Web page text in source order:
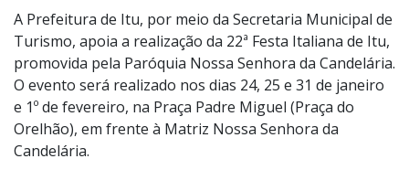
A Prefeitura de Itu, por meio da Secretaria Municipal de
Turismo, apoia a realização da 22ª Festa Italiana de Itu,
promovida pela Paróquia Nossa Senhora da Candelária.
O evento será realizado nos dias 24, 25 e 31 de janeiro
e 1º de fevereiro, na Praça Padre Miguel (Praça do
Orelhão), em frente à Matriz Nossa Senhora da
Candelária.